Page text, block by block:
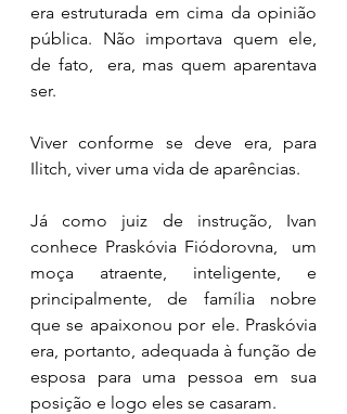
era estruturada em cima da opinião
pública. Não importava quem ele,
de fato,  era, mas quem aparentava
ser.
Viver conforme se deve era, para
Ilitch, viver uma vida de aparências.
Já como juiz de instrução, Ivan
conhece Praskóvia Fiódorovna,  um
moça atraente, inteligente, e
principalmente, de família nobre
que se apaixonou por ele. Praskóvia
era, portanto, adequada à função de
esposa para uma pessoa em sua
posição e logo eles se casaram.